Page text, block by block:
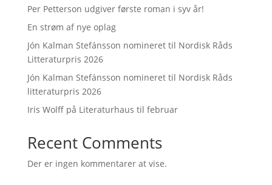
Per Petterson udgiver første roman i syv år!
En strøm af nye oplag
Jón Kalman Stefánsson nomineret til Nordisk Råds
Litteraturpris 2026
Jón Kalman Stefánsson nomineret til Nordisk Råds
litteraturpris 2026
Iris Wolff på Literaturhaus til februar
Recent Comments
Der er ingen kommentarer at vise.